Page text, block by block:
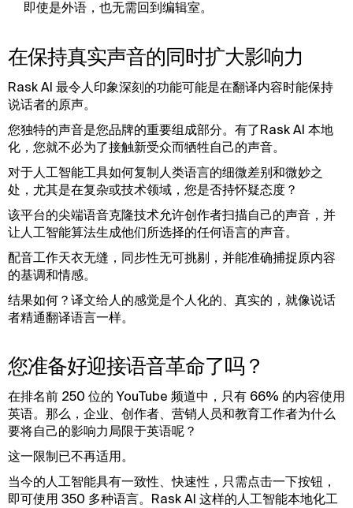
即使是外语，也无需回到编辑室。
在保持真实声音的同时扩大影响力
Rask AI 最令人印象深刻的功能可能是在翻译内容时能保持
说话者的原声。
您独特的声音是您品牌的重要组成部分。有了Rask AI 本地
化，您就不必为了接触新受众而牺牲自己的声音。
对于人工智能工具如何复制人类语言的细微差别和微妙之
处，尤其是在复杂或技术领域，您是否持怀疑态度？
该平台的尖端语音克隆技术允许创作者扫描自己的声音，并
让人工智能算法生成他们所选择的任何语言的声音。
配音工作天衣无缝，同步性无可挑剔，并能准确捕捉原内容
的基调和情感。
结果如何？译文给人的感觉是个人化的、真实的，就像说话
者精通翻译语言一样。
您准备好迎接语音革命了吗？
在排名前 250 位的 YouTube 频道中，只有 66% 的内容使用
英语。那么，企业、创作者、营销人员和教育工作者为什么
要将自己的影响力局限于英语呢？
这一限制已不再适用。
当今的人工智能具有一致性、快速性，只需点击一下按钮，
即可使用 350 多种语言。Rask AI 这样的人工智能本地化工